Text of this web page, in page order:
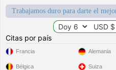
Trabajamos duro para darte el
Citas por país
Francia
Bélgica
Alemania
Suiza